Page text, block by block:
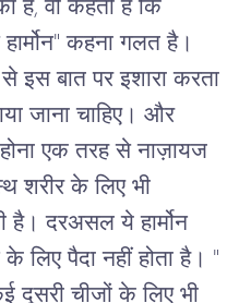
हैं, वो कहती हैं कि
हार्मोन" कहना गलत है।
से इस बात पर इशारा करता
जाना चाहिए। और
होना एक तरह से नाज़ायज
शरीर के लिए भी
है। दरअसल ये हार्मोन
के लिए पैदा नहीं होता है। "
दूसरी चीजों के लिए भी